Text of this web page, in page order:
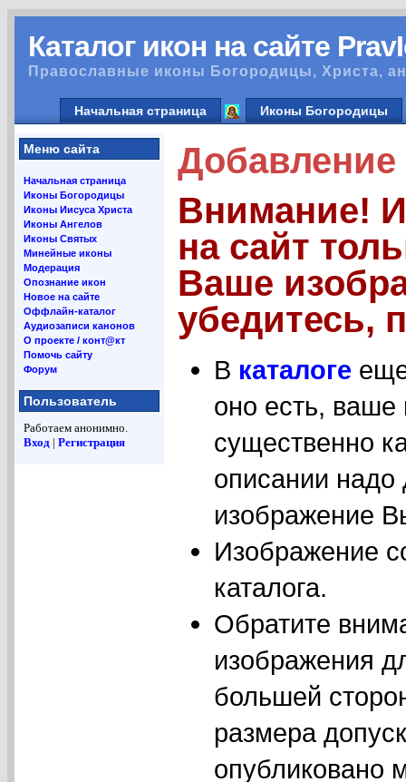
Каталог икон на сайте
Православные иконы Богородицы, Христа,
Начальная страница Иконы Богородицы
Меню сайта
Начальная страница
Иконы Богородицы
Иконы Иисуса Христа
Иконы Ангелов
Иконы Святых
Минейные иконы
Модерация
Опознание икон
Новое на сайте
Оффлайн-каталог
Аудиозаписи канонов
О проекте / конт@кт
Помочь сайту
Форум
Пользователь
Работаем анонимно.
Вход | Регистрация
Добавление
Внимание!
на сайт
Ваше
убедитесь,
В каталоге
оно есть,
существенно
описании
изображение
Изображение
каталога.
Обратите
изображения
большей
размера
опубликовано